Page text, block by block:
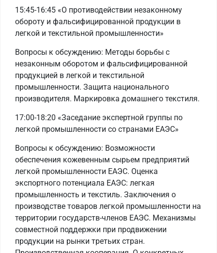
15:45-16:45 «О противодействии незаконному
обороту и фальсифицированной продукции в
легкой и текстильной промышленности»
Вопросы к обсуждению: Методы борьбы с
незаконным оборотом и фальсифицированной
продукцией в легкой и текстильной
промышленности. Защита национального
производителя. Маркировка домашнего текстиля.
17:00-18:20 «Заседание экспертной группы по
легкой промышленности со странами ЕАЭС»
Вопросы к обсуждению: Возможности
обеспечения кожевенным сырьем предприятий
легкой промышленности ЕАЭС. Оценка
экспортного потенциала ЕАЭС: легкая
промышленность и текстиль. Заключения о
производстве товаров легкой промышленности на
территории государств-членов ЕАЭС. Механизмы
совместной поддержки при продвижении
продукции на рынки третьих стран.